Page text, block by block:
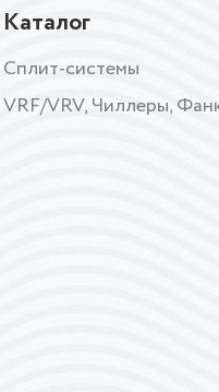
Каталог
Сплит-системы
VRF/VRV, Чиллеры,